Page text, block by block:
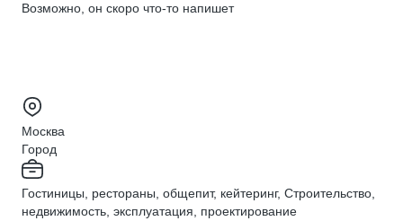
Возможно, он скоро что‑то напишет
Москва
Город
Гостиницы, рестораны, общепит, кейтеринг, Строительство,
недвижимость, эксплуатация, проектирование